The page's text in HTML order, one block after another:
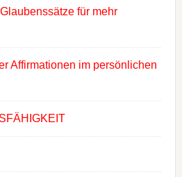
für mehr
Affirmationen im persönlichen